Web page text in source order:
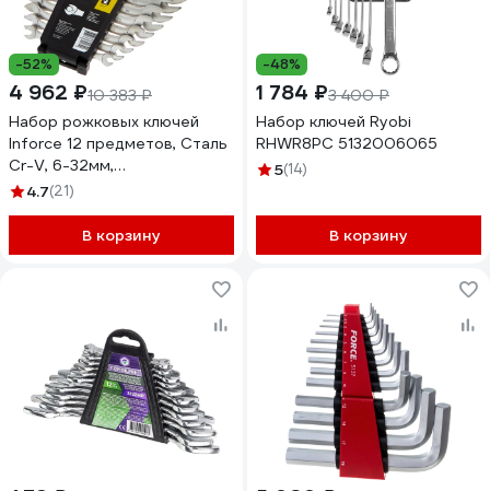
-52%
4 962 ₽10 383 ₽
Набор рожковых ключей
Inforce 12 предметов, Сталь
Cr-V, 6-32мм,
профессиональный, 06-05-
4.7(21)
В корзину
-48%
1 784 ₽3 400 ₽
Набор ключей Ryobi
RHWR8PC 5132006065
5(14)
В корзину